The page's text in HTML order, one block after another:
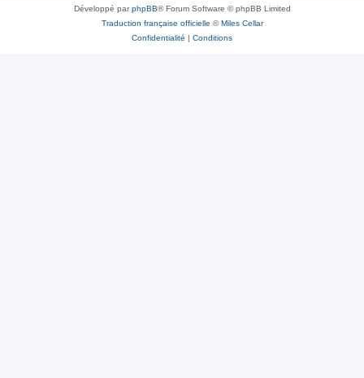
Développé parphpBB® Forum Software © phpBB Limited
Traduction française officielle ©Miles Cellar
Confidentialité | Conditions